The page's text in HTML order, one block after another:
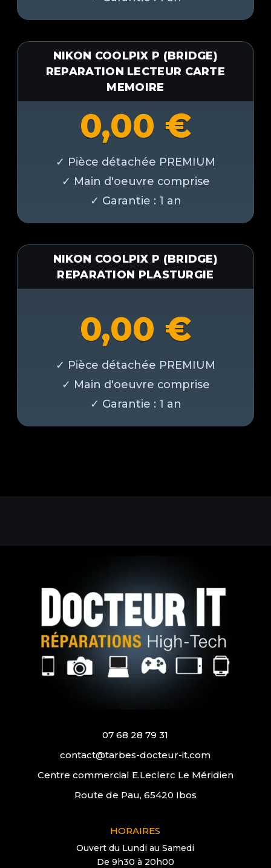
NIKON COOLPIX P (BRIDGE)
REPARATION LECTEUR CARTE
MEMOIRE
0,00 €
NIKON COOLPIX P (BRIDGE)
REPARATION PLASTURGIE
0,00 €
07 68 28 79 31
contact@tarbes-docteur-it.com
Centre commercial E.Leclerc Le Méridien
Route de Pau, 65420 Ibos
HORAIRES
Ouvert du Lundi au Samedi
De 9h30 à 20h00